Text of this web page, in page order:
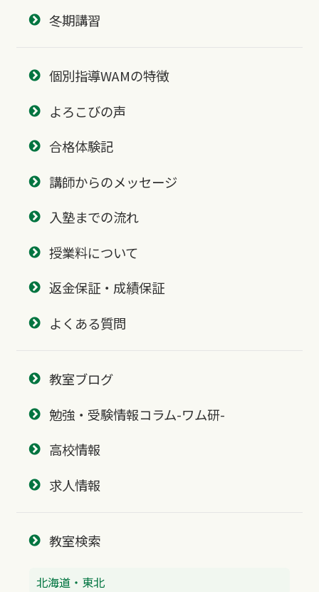
冬期講習
個別指導WAMの特徴
よろこびの声
合格体験記
講師からのメッセージ
入塾までの流れ
授業料について
返金保証・成績保証
よくある質問
教室ブログ
勉強・受験情報コラム-ワム研-
高校情報
求人情報
教室検索
北海道・東北